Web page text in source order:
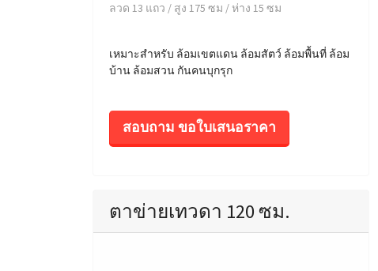
ลวด 13 แถว / สูง 175 ซม / ห่าง 15 ซม
เหมาะสำหรับ ล้อมเขตแดน ล้อมสัตว์ ล้อมพื้นที่ ล้อม
บ้าน ล้อมสวน กันคนบุกรุก
สอบถาม ขอใบเสนอราคา
ตาข่ายเทวดา 120 ซม.